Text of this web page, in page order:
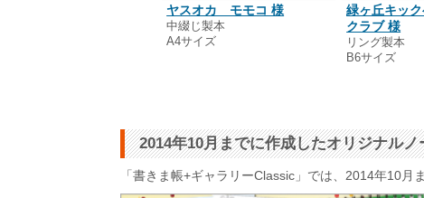
ヤスオカ モモコ 様
中綴じ製本
A4サイズ
緑ヶ丘キッ
クラブ 様
リング製本
B6サイズ
2014年10月までに作成したオリジナル
「書きま帳+ギャラリーClassic」では、2014年10